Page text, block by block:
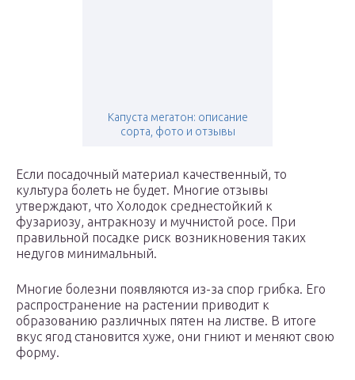
Капуста мегатон: описание
сорта, фото и отзывы
Если посадочный материал качественный, то
культура болеть не будет. Многие отзывы
утверждают, что Холодок среднестойкий к
фузариозу, антракнозу и мучнистой росе. При
правильной посадке риск возникновения таких
недугов минимальный.
Многие болезни появляются из-за спор грибка. Его
распространение на растении приводит к
образованию различных пятен на листве. В итоге
вкус ягод становится хуже, они гниют и меняют свою
форму.